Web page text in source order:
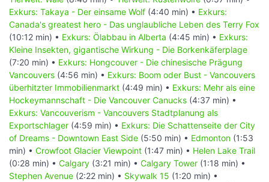
Exkurs: Takaya - Der einsame Wolf (4:40 min) • Exkurs:
Canada's greatest hero - Das unglaubliche Leben des Terry Fox
(10:12 min) • Exkurs: Ölabbau in Alberta (4:45 min) • Exkurs:
Kleine Insekten, gigantische Wirkung - Die Borkenkäferplage
(7:20 min) • Exkurs: Hongcouver - Die chinesische Prägung
Vancouvers (4:56 min) • Exkurs: Boom oder Bust - Vancouvers
überhitzter Immobilienmarkt (4:49 min) • Exkurs: Mehr als eine
Hockeymannschaft - Die Vancouver Canucks (4:37 min) •
Exkurs: Vancouverism - Vancouvers Stadtplanung als
Exportschlager (4:59 min) • Exkurs: Die Schattenseite der City
of Dreams - Downtown East Side (5:50 min) • Edmonton (1:53
min) • Crowfoot Glacier Viewpoint (1:47 min) • Helen Lake Trail
(0:28 min) • Calgary (3:21 min) • Calgary Tower (1:18 min) •
Stephen Avenue (2:22 min) • Skywalk 15 (1:20 min) •